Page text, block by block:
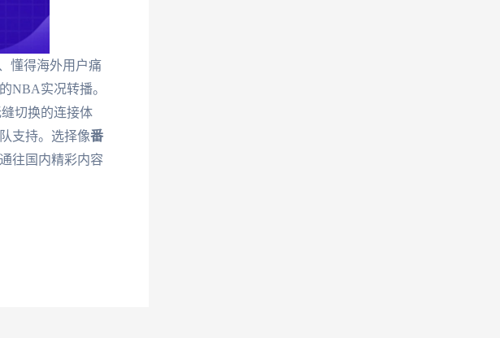
懂得海外用户痛
NBA实况转播。
切换的连接体
支持。选择像番
往国内精彩内容